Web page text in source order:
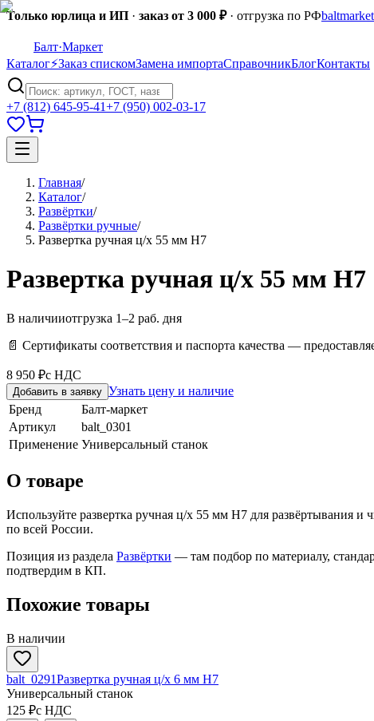
Только юрлица и ИП · заказ от 3 000 ₽· отгрузка по РФ
Балт·Маркет
Каталог⚡Заказ спискомЗамена импортаСправочникБлогКонтакты
+7 (812) 645-95-41+7 (950) 002-03-17
Главная/
Каталог/
Развёртки/
Развёртки ручные/
Развертка ручная ц/х 55 мм Н7
Развертка ручная ц/х 55 мм Н7
В наличииотгрузка 1–2 раб. дня
📄 Сертификаты соответствия и паспорта качества —
8 950 ₽с НДС
Добавить в заявку Узнать цену и наличие
Бренд
Балт-маркет
Артикул
balt_0301
Применение Универсальный станок
О товаре
Используйте развертка ручная ц/х 55 мм Н7 для развёртывания
по всей России.
Позиция из раздела Развёртки — там подбор по материалу,
подтвердим в КП.
Похожие товары
В наличии
balt_0291Развертка ручная ц/х 6 мм Н7
Универсальный станок
125 ₽с НДС